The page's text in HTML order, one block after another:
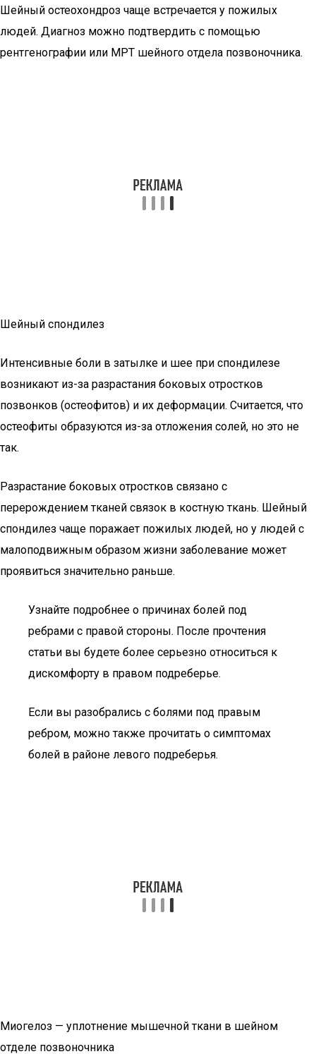
Шейный остеохондроз чаще встречается у пожилых
людей. Диагноз можно подтвердить с помощью
рентгенографии или МРТ шейного отдела позвоночника.
Шейный спондилез
Интенсивные боли в затылке и шее при спондилезе
возникают из-за разрастания боковых отростков
позвонков (остеофитов) и их деформации. Считается, что
остеофиты образуются из-за отложения солей, но это не
так.
Разрастание боковых отростков связано с
перерождением тканей связок в костную ткань. Шейный
спондилез чаще поражает пожилых людей, но у людей с
малоподвижным образом жизни заболевание может
проявиться значительно раньше.
Узнайте подробнее о причинах болей под
ребрами с правой стороны. После прочтения
статьи вы будете более серьезно относиться к
дискомфорту в правом подреберье.
Если вы разобрались с болями под правым
ребром, можно также прочитать о симптомах
болей в районе левого подреберья.
Миогелоз — уплотнение мышечной ткани в шейном
отделе позвоночника